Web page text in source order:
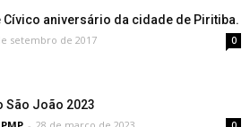
Cívico aniversário da cidade de Piritiba.
setembro de 2017 0
São João 2023